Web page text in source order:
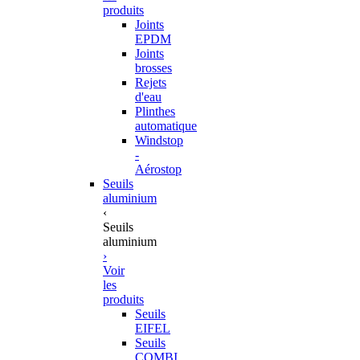
produits
Joints
EPDM
Joints
brosses
Rejets
d'eau
Plinthes
automatique
Windstop
-
Aérostop
Seuils
aluminium
‹
Seuils
aluminium
›
Voir
les
produits
Seuils
EIFEL
Seuils
COMBI